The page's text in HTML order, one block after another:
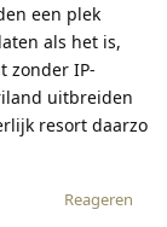
een plek
als het is,
zonder IP-
uitbreiden
resort daarzo
Reageren